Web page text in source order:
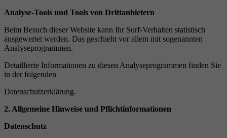
Analyse-Tools und Tools von Drittanbietern
Beim Besuch dieser Website kann Ihr Surf-Verhalten statistisch
ausgewertet werden. Das geschieht vor allem mit sogenannten
Analyseprogrammen.
Detaillierte Informationen zu diesen Analyseprogrammen finden Sie
in der folgenden
Datenschutzerklärung.
2. Allgemeine Hinweise und Pflichtinformationen
Datenschutz